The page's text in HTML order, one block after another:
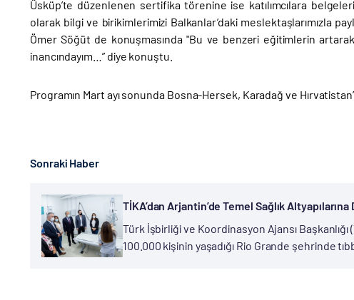
Üsküp’te düzenlenen sertifika törenine ise katılımcılara
olarak bilgi ve birikimlerimizi Balkanlar’daki meslektaşlarımızla
Ömer Söğüt de konuşmasında "Bu ve benzeri eğitimlerin
inancındayım…” diye konuştu.
Programın Mart ayı sonunda Bosna-Hersek, Karadağ ve
Sonraki Haber
TİKA’dan Arjantin’de Temel Sağlık
Türk İşbirliği ve Koordinasyon Ajansı
100.000 kişinin yaşadığı Rio Grande şehrinde